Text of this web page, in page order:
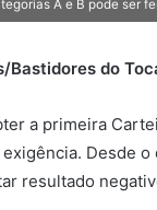
A e B pode ser
Bastidores do
a primeira
Desde
resultado